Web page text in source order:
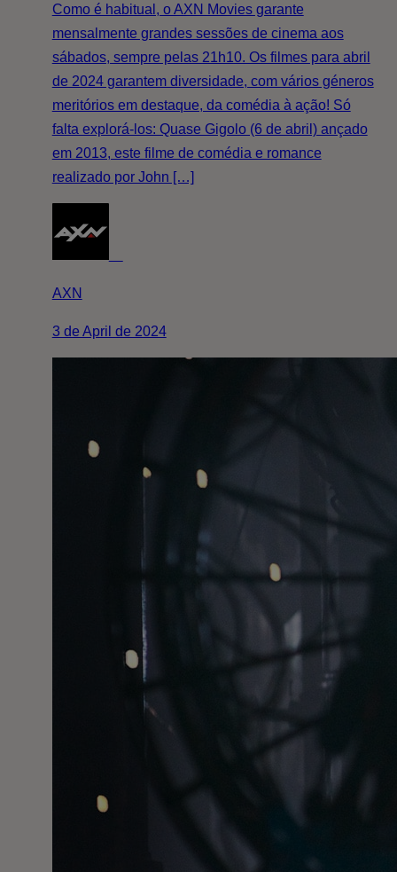
Como é habitual, o AXN Movies garante
mensalmente grandes sessões de cinema aos
sábados, sempre pelas 21h10. Os filmes para abril
de 2024 garantem diversidade, com vários géneros
meritórios em destaque, da comédia à ação! Só
falta explorá-los: Quase Gigolo (6 de abril) ançado
em 2013, este filme de comédia e romance
realizado por John […]
AXN
3 de April de 2024